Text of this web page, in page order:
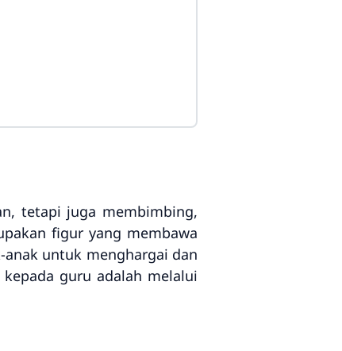
tetapi juga membimbing,
figur yang membawa
untuk menghargai dan
guru adalah melalui